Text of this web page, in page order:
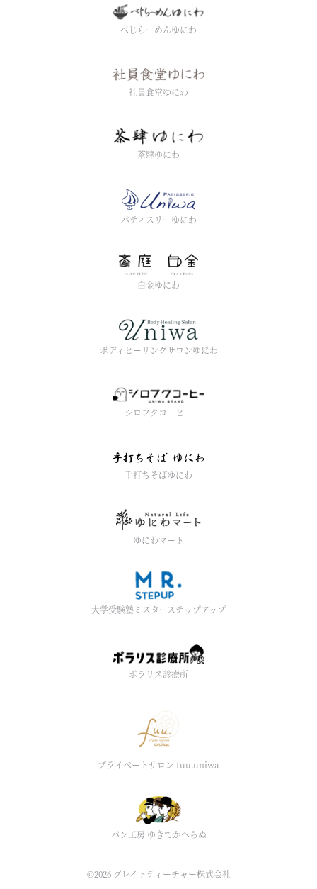
べじらーめんゆにわ
社員食堂ゆにわ
茶肆ゆにわ
パティスリーゆにわ
白金ゆにわ
ボディヒーリングサロンゆにわ
シロフクコーヒー
手打ちそばゆにわ
ゆにわマート
大学受験塾ミスターステップアップ
ポラリス診療所
プライベートサロン fuu.uniwa
パン工房 ゆきてかへらぬ
©2026 グレイトティーチャー株式会社